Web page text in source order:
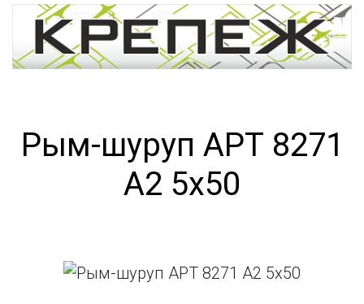
Рым-шуруп АРТ 8271
А2 5х50